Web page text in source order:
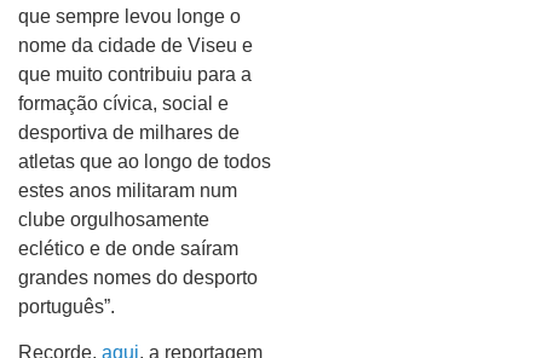
que sempre levou longe o
nome da cidade de Viseu e
que muito contribuiu para a
formação cívica, social e
desportiva de milhares de
atletas que ao longo de todos
estes anos militaram num
clube orgulhosamente
eclético e de onde saíram
grandes nomes do desporto
português”.
Recorde, aqui, a reportagem